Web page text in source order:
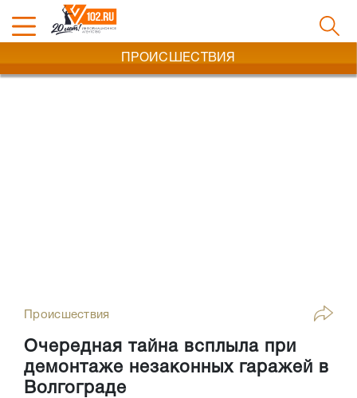
ПРОИСШЕСТВИЯ
Происшествия
Очередная тайна всплыла при
демонтаже незаконных гаражей в
Волгограде